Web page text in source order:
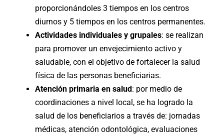
proporcionándoles 3 tiempos en los centros
diurnos y 5 tiempos en los centros permanentes.
Actividades individuales y grupales: se realizan
para promover un envejecimiento activo y
saludable, con el objetivo de fortalecer la salud
física de las personas beneficiarias.
Atención primaria en salud: por medio de
coordinaciones a nivel local, se ha logrado la
salud de los beneficiarios a través de: jornadas
médicas, atención odontológica, evaluaciones